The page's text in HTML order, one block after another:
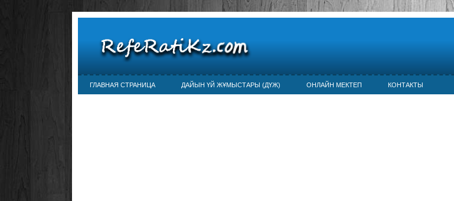
ГЛАВНАЯ СТРАНИЦА ДАЙЫН ҮЙ ЖҰМЫСТАРЫ (ДҮЖ) ОНЛАЙН МЕКТЕП КОНТАКТЫ